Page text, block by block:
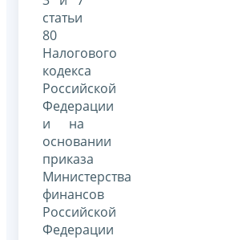
статьи
80
Налогового
кодекса
Российской
Федерации
и на
основании
приказа
Министерства
финансов
Российской
Федерации